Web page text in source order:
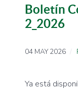
Boletín
2_2026
04 MAY 2026
Ya está